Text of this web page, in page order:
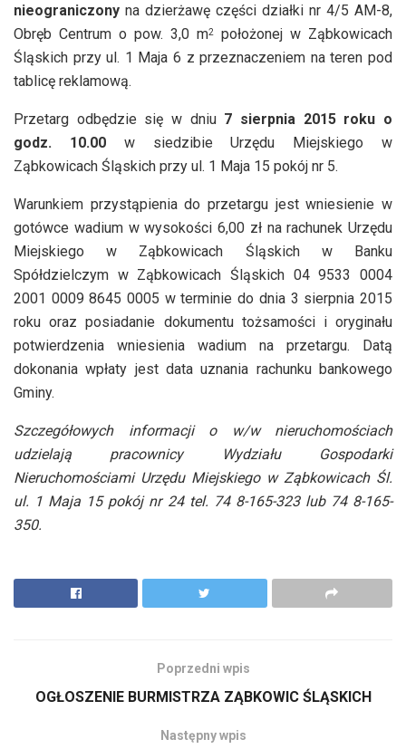
nieograniczony na dzierżawę części działki nr 4/5 AM-8,
Obręb Centrum o pow. 3,0 m2
położonej w Ząbkowicach
Śląskich przy ul. 1 Maja 6 z przeznaczeniem na teren pod
tablicę reklamową.
Przetarg odbędzie się w dniu 7 sierpnia 2015 roku o
godz. 10.00w siedzibie Urzędu Miejskiego w
Ząbkowicach Śląskich przy ul. 1 Maja 15 pokój nr 5.
Warunkiem przystąpienia do przetargu jest wniesienie w
gotówce wadium w wysokości 6,00 zł na rachunek Urzędu
Miejskiego w Ząbkowicach Śląskich w Banku
Spółdzielczym w Ząbkowicach Śląskich 04 9533 0004
2001 0009 8645 0005 w terminie do dnia 3 sierpnia 2015
roku oraz posiadanie dokumentu tożsamości i oryginału
potwierdzenia wniesienia wadium na przetargu. Datą
dokonania wpłaty jest data uznania rachunku bankowego
Gminy.
Szczegółowych informacji o w/w nieruchomościach
udzielają pracownicy Wydziału Gospodarki
Nieruchomościami Urzędu Miejskiego w Ząbkowicach Śl.
ul. 1 Maja 15 pokój nr 24 tel. 74 8-165-323 lub 74 8-165-
350.
Poprzedni wpis
OGŁOSZENIE BURMISTRZA ZĄBKOWIC ŚLĄSKICH
Następny wpis